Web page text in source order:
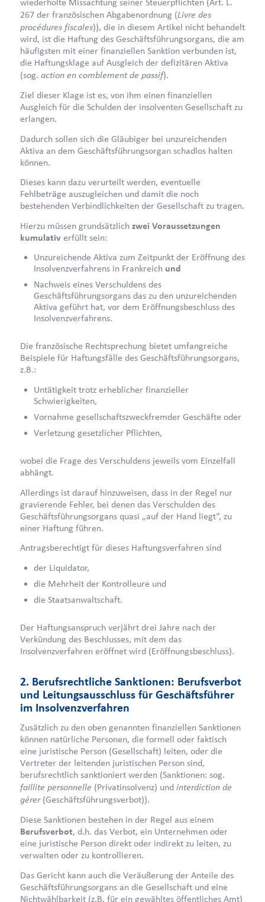
wiederholte Missachtung seiner Steuerpflichten (Art. L.
267 der französischen Abgabenordnung (Livre des
procédures fiscales)), die in diesem Artikel nicht behandelt
wird, ist die Haftung des Geschäftsführungsorgans, die am
häufigsten mit einer finanziellen Sanktion verbunden ist,
die Haftungsklage auf Ausgleich der defizitären Aktiva
(sog. action en comblement de passif).
Ziel dieser Klage ist es, von ihm einen finanziellen
Ausgleich für die Schulden der insolventen Gesellschaft zu
erlangen.
Dadurch sollen sich die Gläubiger bei unzureichenden
Aktiva an dem Geschäftsführungsorgan schadlos halten
können.
Dieses kann dazu verurteilt werden, eventuelle
Fehlbeträge auszugleichen und damit die noch
bestehenden Verbindlichkeiten der Gesellschaft zu tragen.
Hierzu müssen grundsätzlich zwei Voraussetzungen
kumulativerfüllt sein:
Unzureichende Aktiva zum Zeitpunkt der Eröffnung des
Insolvenzverfahrens in Frankreich und
Nachweis eines Verschuldens des
Geschäftsführungsorgans das zu den unzureichenden
Aktiva geführt hat, vor dem Eröffnungsbeschluss des
Insolvenzverfahrens.
Die französische Rechtsprechung bietet umfangreiche
Beispiele für Haftungsfälle des Geschäftsführungsorgans,
z.B.:
Untätigkeit trotz erheblicher finanzieller
Schwierigkeiten,
Vornahme gesellschaftszweckfremder Geschäfte oder
Verletzung gesetzlicher Pflichten,
wobei die Frage des Verschuldens jeweils vom Einzelfall
abhängt.
Allerdings ist darauf hinzuweisen, dass in der Regel nur
gravierende Fehler, bei denen das Verschulden des
Geschäftsführungsorgans quasi „auf der Hand liegt“, zu
einer Haftung führen.
Antragsberechtigt für dieses Haftungsverfahren sind
der Liquidator,
die Mehrheit der Kontrolleure und
die Staatsanwaltschaft.
Der Haftungsanspruch verjährt drei Jahre nach der
Verkündung des Beschlusses, mit dem das
Insolvenzverfahren eröffnet wird (Eröffnungsbeschluss).
2. Berufsrechtliche Sanktionen: Berufsverbot
und Leitungsausschluss für Geschäftsführer
im Insolvenzverfahren
Zusätzlich zu den oben genannten finanziellen Sanktionen
können natürliche Personen, die formell oder faktisch
eine juristische Person (Gesellschaft) leiten, oder die
Vertreter der leitenden juristischen Person sind,
berufsrechtlich sanktioniert werden (Sanktionen: sog.
faillite personnelle (Privatinsolvenz) undinterdiction de
gérer (Geschäftsführungsverbot)).
Diese Sanktionen bestehen in der Regel aus einem
Berufsverbot, d.h. das Verbot, ein Unternehmen oder
eine juristische Person direkt oder indirekt zu leiten, zu
verwalten oder zu kontrollieren.
Das Gericht kann auch die Veräußerung der Anteile des
Geschäftsführungsorgans an die Gesellschaft und eine
Nichtwählbarkeit (z.B. für ein gewähltes öffentliches Amt)